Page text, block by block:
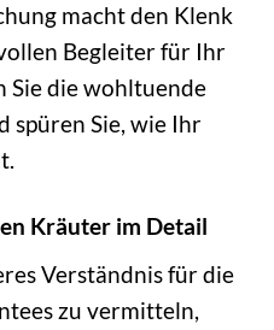
macht den Klenk
Begleiter für Ihr
Sie die wohltuende
spüren Sie, wie Ihr
Kräuter im Detail
Verständnis für die
zu vermitteln,